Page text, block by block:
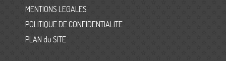
MENTIONS LEGALES
POLITIQUE DE CONFIDENTIALITE
PLAN du SITE